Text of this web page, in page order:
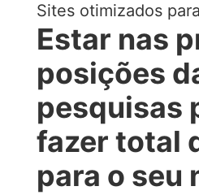
Sites otimizados
Estar nas
posições
pesquisas
fazer total
para o seu